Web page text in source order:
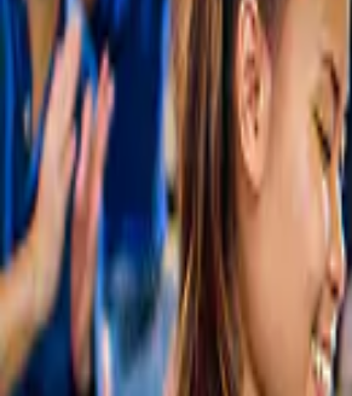
Aqualand El Arenal with lush greenery and
clear sky.
Toegangstickets voor Aqualand El Arenal
4,6 ) Aqualand El Arenal
€ 40
Slide 1 of 1, Cathedral of Majorca with
terraces overlooking the sea in Palma, Spain.